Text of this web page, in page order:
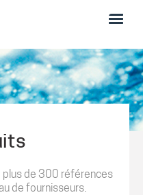
de 300 références
de fournisseurs.